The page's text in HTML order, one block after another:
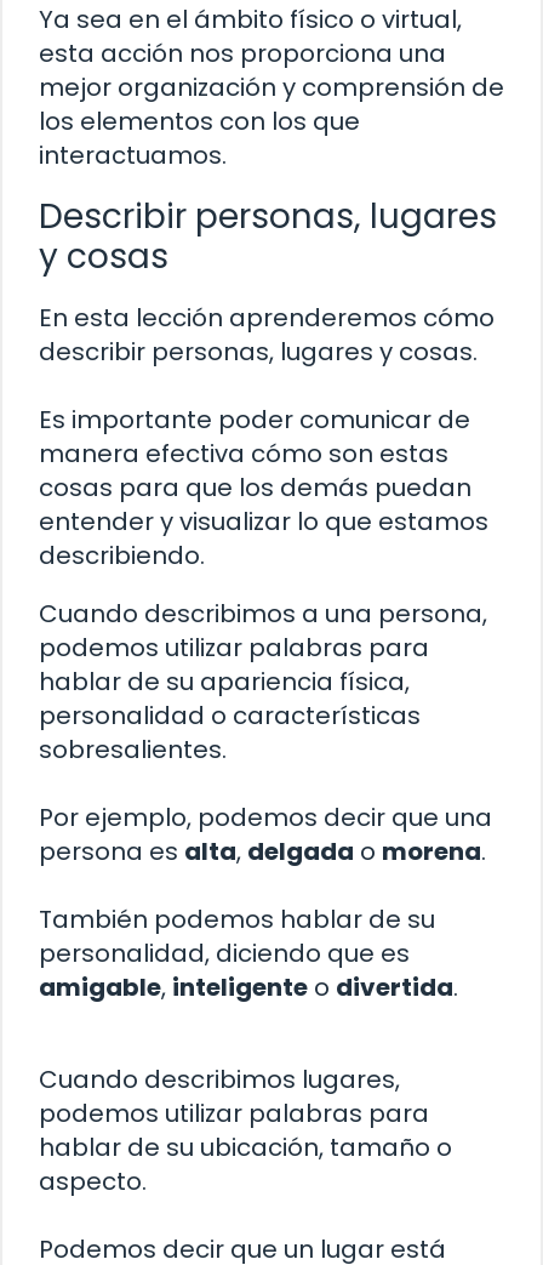
Ya sea en el ámbito físico o virtual,
esta acción nos proporciona una
mejor organización y comprensión de
los elementos con los que
interactuamos.
Describir personas, lugares
y cosas
En esta lección aprenderemos cómo
describir personas, lugares y cosas.
Es importante poder comunicar de
manera efectiva cómo son estas
cosas para que los demás puedan
entender y visualizar lo que estamos
describiendo.
Cuando describimos a una persona,
podemos utilizar palabras para
hablar de su apariencia física,
personalidad o características
sobresalientes.
Por ejemplo, podemos decir que una
persona es alta, delgada o morena.
También podemos hablar de su
personalidad, diciendo que es
amigable, inteligente o divertida.
Cuando describimos lugares,
podemos utilizar palabras para
hablar de su ubicación, tamaño o
aspecto.
Podemos decir que un lugar está